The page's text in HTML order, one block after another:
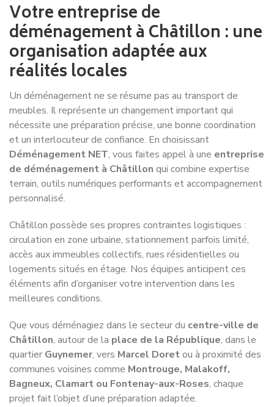
Votre entreprise de
déménagement à Châtillon : une
organisation adaptée aux
réalités locales
Un déménagement ne se résume pas au transport de
meubles. Il représente un changement important qui
nécessite une préparation précise, une bonne coordination
et un interlocuteur de confiance. En choisissant
Déménagement NET, vous faites appel à une entreprise
de déménagement à Châtillon qui combine expertise
terrain, outils numériques performants et accompagnement
personnalisé.
Châtillon possède ses propres contraintes logistiques :
circulation en zone urbaine, stationnement parfois limité,
accès aux immeubles collectifs, rues résidentielles ou
logements situés en étage. Nos équipes anticipent ces
éléments afin d’organiser votre intervention dans les
meilleures conditions.
Que vous déménagiez dans le secteur du centre-ville de
Châtillon, autour de la place de la République, dans le
quartier Guynemer, vers Marcel Doretou à proximité des
communes voisines comme Montrouge, Malakoff,
Bagneux, Clamart ou Fontenay-aux-Roses, chaque
projet fait l’objet d’une préparation adaptée.